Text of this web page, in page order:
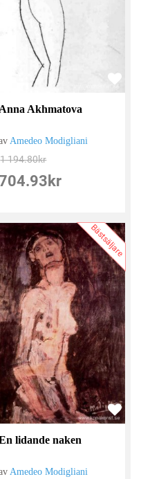
Anna Akhmatova
Amedeo Modigliani
1 194.80kr
kr
Bästsäljare
lidande naken
Amedeo Modigliani